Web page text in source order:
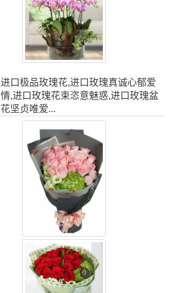
进口极品玫瑰花,进口玫瑰真诚心郁爱
情,进口玫瑰花束恣意魅惑,进口玫瑰盆
花坚贞唯爱...